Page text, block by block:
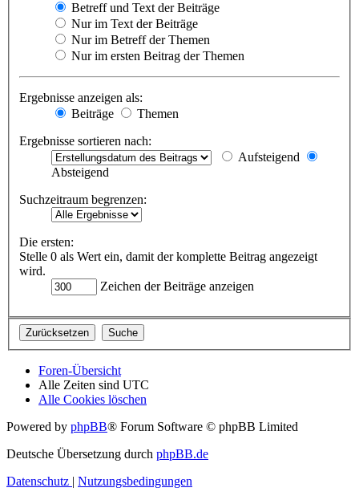
Betreff und Text der Beiträge
Nur im Text der Beiträge
Nur im Betreff der Themen
Nur im ersten Beitrag der Themen
Ergebnisse anzeigen als:
Beiträge
Themen
Ergebnisse sortieren nach:
Aufsteigend
Absteigend
Suchzeitraum begrenzen:
Die ersten:
Stelle 0 als Wert ein, damit der komplette Beitrag angezeigt
wird.
Zeichen der Beiträge anzeigen
Foren-Übersicht
Alle Zeiten sind UTC
Alle Cookies löschen
Powered by phpBB® Forum Software © phpBB Limited
Deutsche Übersetzung durch phpBB.de
Datenschutz | Nutzungsbedingungen